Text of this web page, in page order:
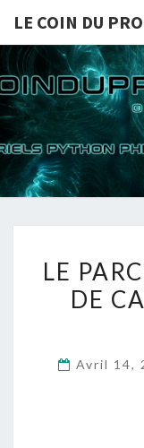
LE COIN DU
LE
DE
Avril 14,